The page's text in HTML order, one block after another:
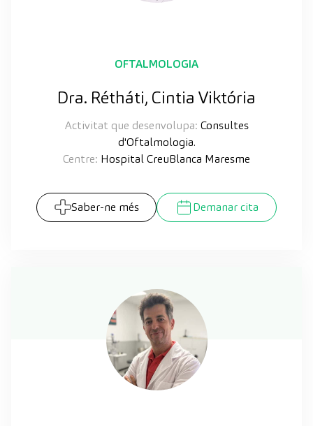
OFTALMOLOGIA
Dra. Rétháti, Cintia Viktória
Activitat que desenvolupa: Consultes
d'Oftalmologia.
Centre: Hospital CreuBlanca Maresme
Saber-ne més Demanar cita